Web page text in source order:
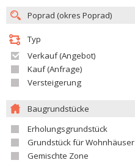
Typ
Verkauf (Angebot)
Kauf (Anfrage)
Versteigerung
Baugrundstücke
Erholungsgrundstück
Grundstück für Wohnhäuser
Gemischte Zone